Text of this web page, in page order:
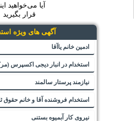
آیا می‌خواهید
قرار بگیرید
آگهی های ویژه
ادمین خانم یاآقا
استخدام در انبار دیجی اکسپرس
نیازمند پرستار سالمند
استخدام فروشنده آقا و خانم حقوق
نیروی کار آبمیوه بستنی